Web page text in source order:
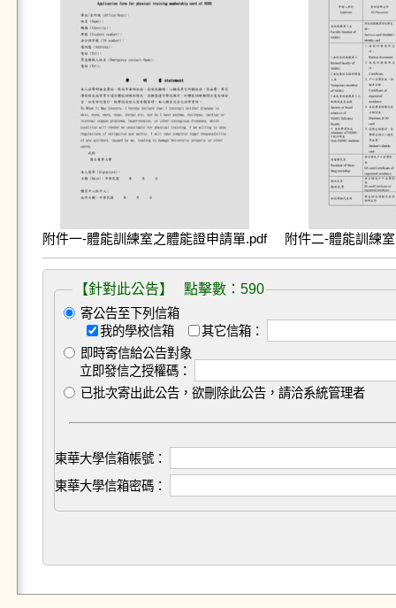
附件一-體能訓練室之體能證申請單.pdf 附件二-體能訓練
【針對此公告】 點擊數：590
寄公告至下列信箱
我的學校信箱
其它信箱：
即時寄信給公告對象
立即發信之授權碼：
已批次寄出此公告，欲刪除此公告，請洽系統管理者
東華大學信箱帳號：
東華大學信箱密碼：